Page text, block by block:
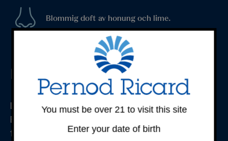
Blommig doft av honung och lime.
Längre beskrivning
Lillet är en aperitif från Podensac i regionen
Bordeaux. Den tillverkas av 85% vin och 15%
fruktlikör som sedan lagras i 6-12 månader och
You must be over 21 to visit this site
Enter your date of birth